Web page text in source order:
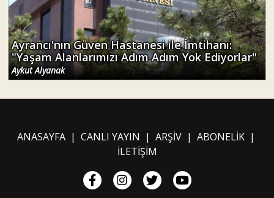
Ayrancı'nın Güven Hastanesi ile İmtihanı:
"Yaşam Alanlarımızı Adım Adım Yok Ediyorlar"
Aykut Alyanak
ANASAYFA| CANLI YAYIN | ARŞİV| ABONELİK|
İLETİŞİM